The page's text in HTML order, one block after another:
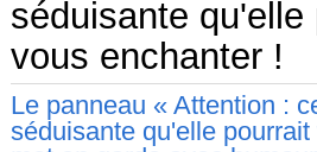
séduisante qu'elle
vous enchanter !
Le panneau « Attention :
séduisante qu'elle